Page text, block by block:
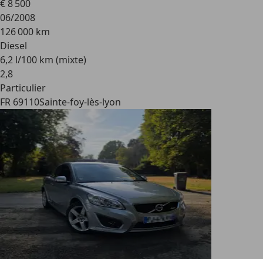
€ 8 500
06/2008
126 000 km
Diesel
6,2 l/100 km (mixte)
2,8
Particulier
FR 69110Sainte-foy-lès-lyon